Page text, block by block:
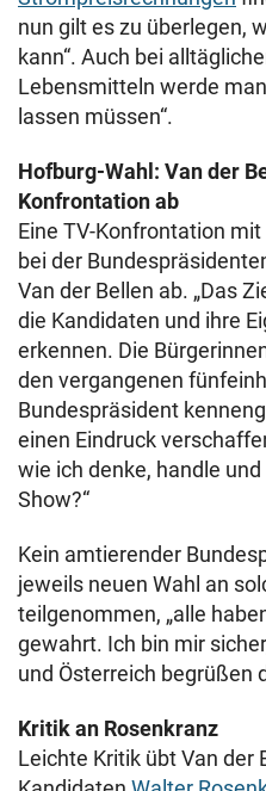
nun gilt es zu überlegen,
kann“. Auch bei
Lebensmitteln werde
lassen müssen“.
Hofburg-Wahl: Van der
Konfrontation ab
Eine TV-Konfrontation
bei der
Van der Bellen ab. „Das
die Kandidaten und ihre
erkennen. Die
den vergangenen
Bundespräsident
einen Eindruck
wie ich denke, handle
Show?“
Kein amtierender
jeweils neuen Wahl an
teilgenommen, „alle
gewahrt. Ich bin mir
und Österreich begrüßen
Kritik an Rosenkranz
Leichte Kritik übt Van der